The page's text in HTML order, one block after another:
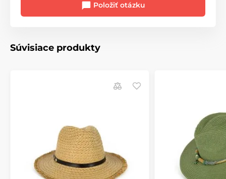
Položiť otázku
Súvisiace produkty